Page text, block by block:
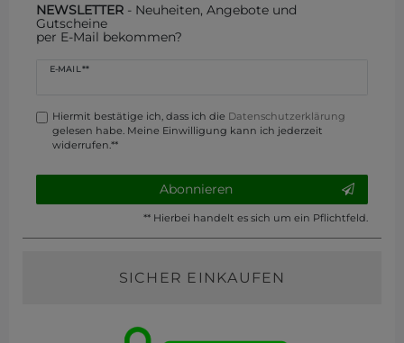
NEWSLETTER - Neuheiten, Angebote und
Gutscheine
per E-Mail bekommen?
E-MAIL **
Newsletter
Hiermit bestätige ich, dass ich die Daten­schutz­erklärung
gelesen habe. Meine Einwilligung kann ich jederzeit
widerrufen.**
Abonnieren
** Hierbei handelt es sich um ein Pflichtfeld.
SICHER EINKAUFEN